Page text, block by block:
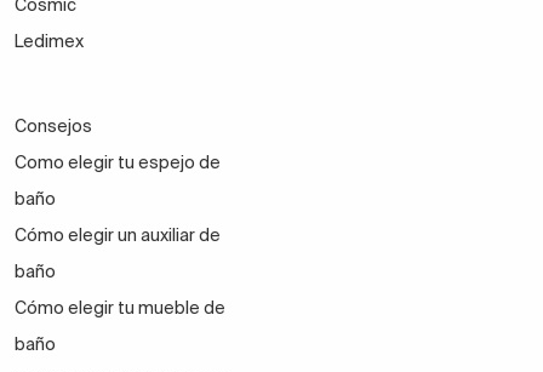
Cosmic
Ledimex
Consejos
Como elegir tu espejo de
baño
Cómo elegir un auxiliar de
baño
Cómo elegir tu mueble de
baño